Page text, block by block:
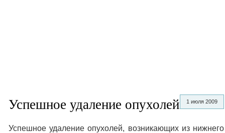
1 июля 2009
Успешное удаление опухолей
Успешное удаление опухолей, возникающих из нижнего